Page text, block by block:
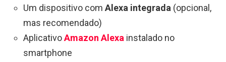
Um dispositivo com Alexa integrada (opcional,
mas recomendado)
AplicativoAmazon Alexa instalado no
smartphone